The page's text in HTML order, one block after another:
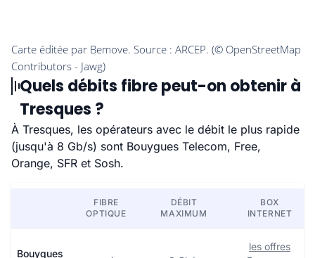
Quels débits fibre peut-on obtenir à
Tresques ?
À Tresques, les opérateurs avec le débit le plus rapide
(jusqu'à 8 Gb/s) sont Bouygues Telecom, Free,
Orange, SFR et Sosh.
FIBRE
OPTIQUE
DÉBIT
MAXIMUM
BOX
INTERNET
Bouygues
les offres